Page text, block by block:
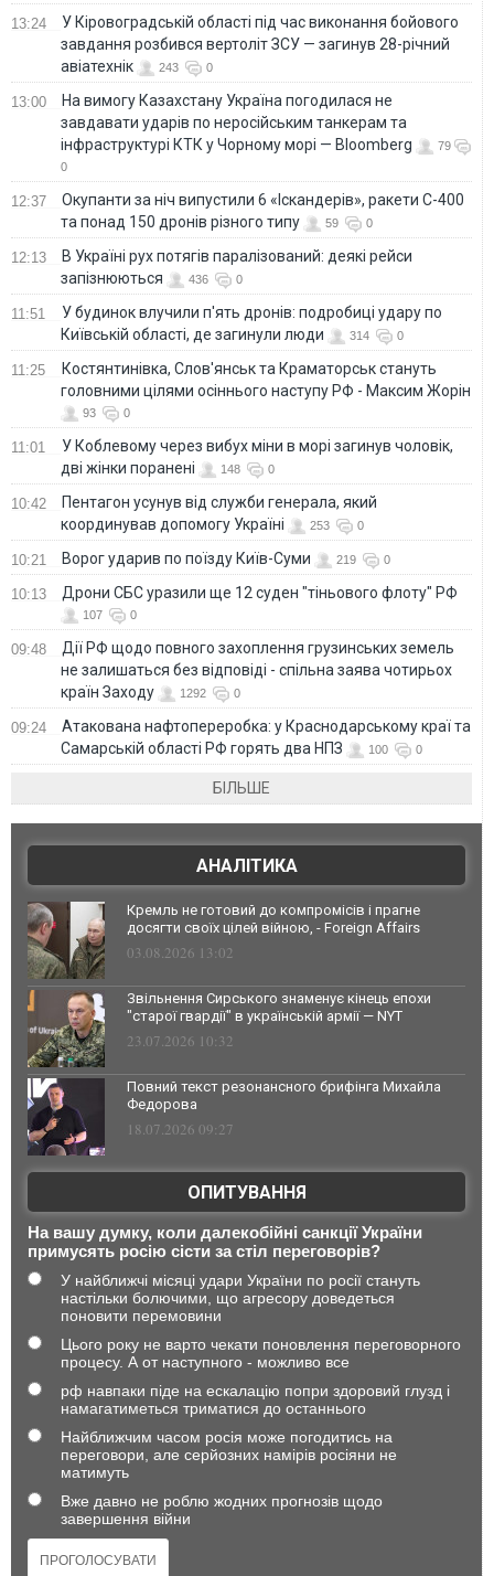
13:24
У Кіровоградській області під час виконання бойового
завдання розбився вертоліт ЗСУ — загинув 28-річний
авіатехнік
243 0
13:00
На вимогу Казахстану Україна погодилася не
завдавати ударів по неросійським танкерам та
інфраструктурі КТК у Чорному морі — Bloomberg
79
0
12:37
Окупанти за ніч випустили 6 «Іскандерів», ракети С-400
та понад 150 дронів різного типу
59 0
12:13
В Україні рух потягів паралізований: деякі рейси
запізнюються
436 0
11:51
У будинок влучили п'ять дронів: подробиці удару по
Київській області, де загинули люди
314 0
11:25
Костянтинівка, Слов'янськ та Краматорськ стануть
головними цілями осіннього наступу РФ - Максим Жорін
93 0
11:01
У Коблевому через вибух міни в морі загинув чоловік,
дві жінки поранені
148 0
10:42
Пентагон усунув від служби генерала, який
координував допомогу Україні
253 0
10:21 Ворог ударив по поїзду Київ-Суми 219 0
10:13 Дрони СБС уразили ще 12 суден "тіньового флоту" РФ
107 0
09:48
Дії РФ щодо повного захоплення грузинських земель
не залишаться без відповіді - спільна заява чотирьох
країн Заходу
1292 0
09:24
Атакована нафтопереробка: у Краснодарському краї та
Самарській області РФ горять два НПЗ
100 0
БІЛЬШЕ
АНАЛІТИКА
Кремль не готовий до компромісів і прагне
досягти своїх цілей війною, - Foreign Affairs
03.08.2026 13:02
Звільнення Сирського знаменує кінець епохи
"старої гвардії" в українській армії — NYT
23.07.2026 10:32
Повний текст резонансного брифінга Михайла
Федорова
18.07.2026 09:27
ОПИТУВАННЯ
На вашу думку, коли далекобійні санкції України
примусять росію сісти за стіл переговорів?
У найближчі місяці удари України по росії стануть
настільки болючими, що агресору доведеться
поновити перемовини
Цього року не варто чекати поновлення переговорного
процесу. А от наступного - можливо все
рф навпаки піде на ескалацію попри здоровий глузд і
намагатиметься триматися до останнього
Найближчим часом росія може погодитись на
переговори, але серйозних намірів росіяни не
матимуть
Вже давно не роблю жодних прогнозів щодо
завершення війни